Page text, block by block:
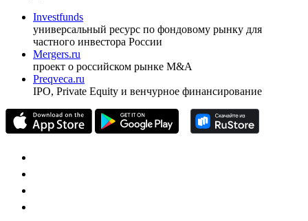
Investfunds
универсальный ресурс по фондовому рынку для
частного инвестора России
Mergers.ru
проект о российском рынке M&A
Preqveca.ru
IPO, Private Equity и венчурное финансирование